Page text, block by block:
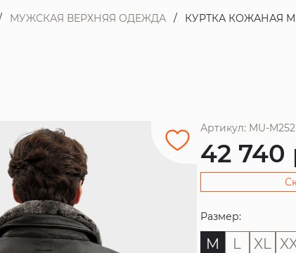
МУЖСКАЯ ВЕРХНЯЯ ОДЕЖДА КУРТКА КОЖАНАЯ
Артикул: MU-
42 740
Размер:
M L XL